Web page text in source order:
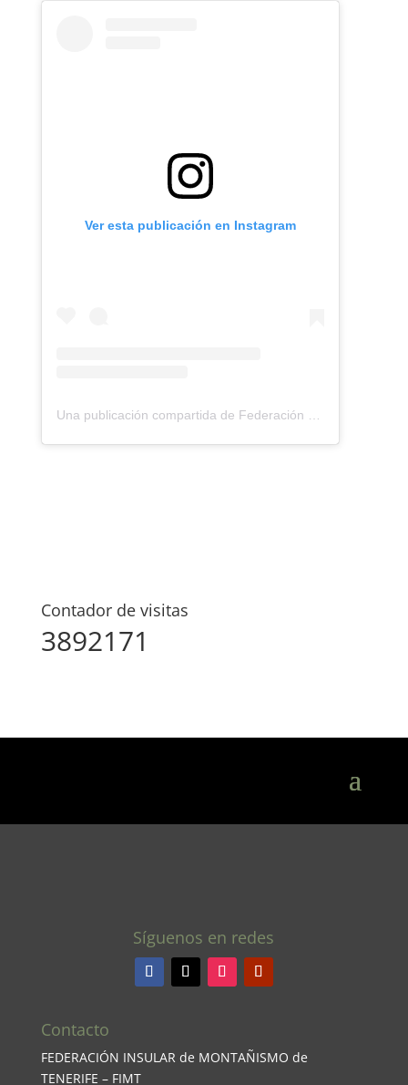
Ver esta publicación en Instagram
Una publicación compartida de Federación Montañismo Tenerife (@federacion_montanismo_tenerife)
Contador de visitas
3892171
Síguenos en redes
Contacto
FEDERACIÓN INSULAR de MONTAÑISMO de
TENERIFE – FIMT